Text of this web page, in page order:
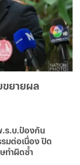
ยายผล
ร.บ.ป้องกัน
มต่อเนื่อง ปิด
ทำผิดซ้ำ